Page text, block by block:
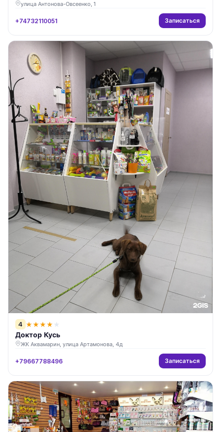
улица Антонова-Овсеенко, 1
+74732110051 Записаться
4 ★★★★ ★
Доктор Кусь
ЖК Аквамарин, улица Артамонова, 4д
+79667788496 Записаться